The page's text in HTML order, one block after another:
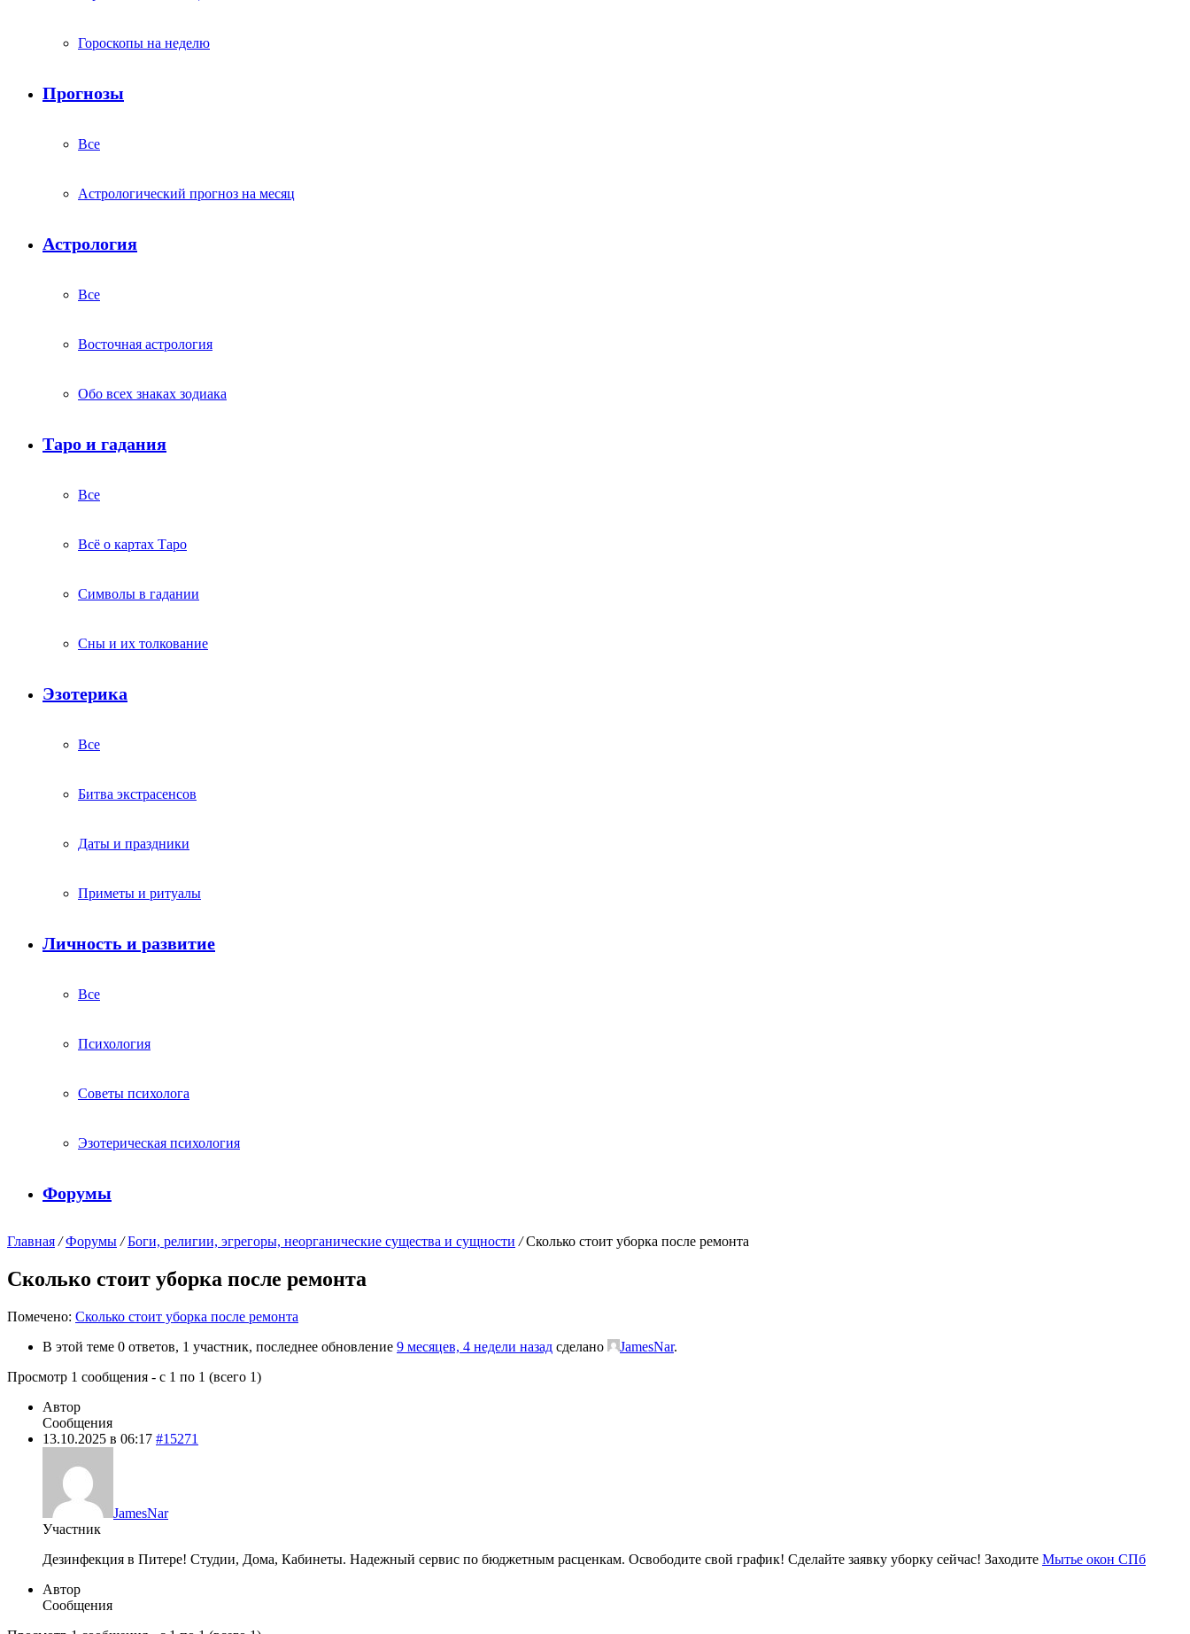
Гороскопы на неделю
Прогнозы
Все
Астрологический прогноз на месяц
Астрология
Все
Восточная астрология
Обо всех знаках зодиака
Таро и гадания
Все
Всё о картах Таро
Символы в гадании
Сны и их толкование
Эзотерика
Все
Битва экстрасенсов
Даты и праздники
Приметы и ритуалы
Личность и развитие
Все
Психология
Советы психолога
Эзотерическая психология
Форумы
Главная / Форумы / Боги, религии, эгрегоры, неорганические существа и сущности / Сколько стоит уборка после ремонта
Сколько стоит уборка после ремонта
Помечено: Сколько стоит уборка после ремонта
В этой теме 0 ответов, 1 участник, последнее обновление 9 месяцев, 4 недели назад сделано JamesNar.
Просмотр 1 сообщения - с 1 по 1 (всего 1)
Автор
Сообщения
13.10.2025 в 06:17 #15271
JamesNar
Участник
Дезинфекция в Питере! Студии, Дома, Кабинеты. Надежный сервис по бюджетным расценкам. Освободите свой график! Сделайте заявку уборку сейчас! Заходите Мытье окон СПб
Автор
Сообщения